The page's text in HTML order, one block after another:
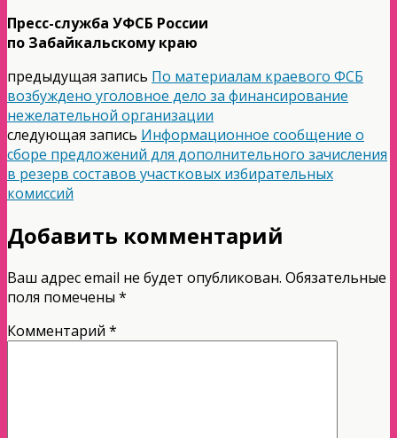
Пресс-служба УФСБ России
по Забайкальскому краю
предыдущая запись По материалам краевого ФСБ
возбуждено уголовное дело за финансирование
нежелательной организации
следующая запись Информационное сообщение о
сборе предложений для дополнительного зачисления
в резерв составов участковых избирательных
комиссий
Добавить комментарий
Ваш адрес email не будет опубликован. Обязательные
поля помечены *
Комментарий *